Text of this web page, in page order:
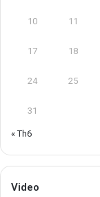
10 11
17 18
24 25
31
« Th6
Video